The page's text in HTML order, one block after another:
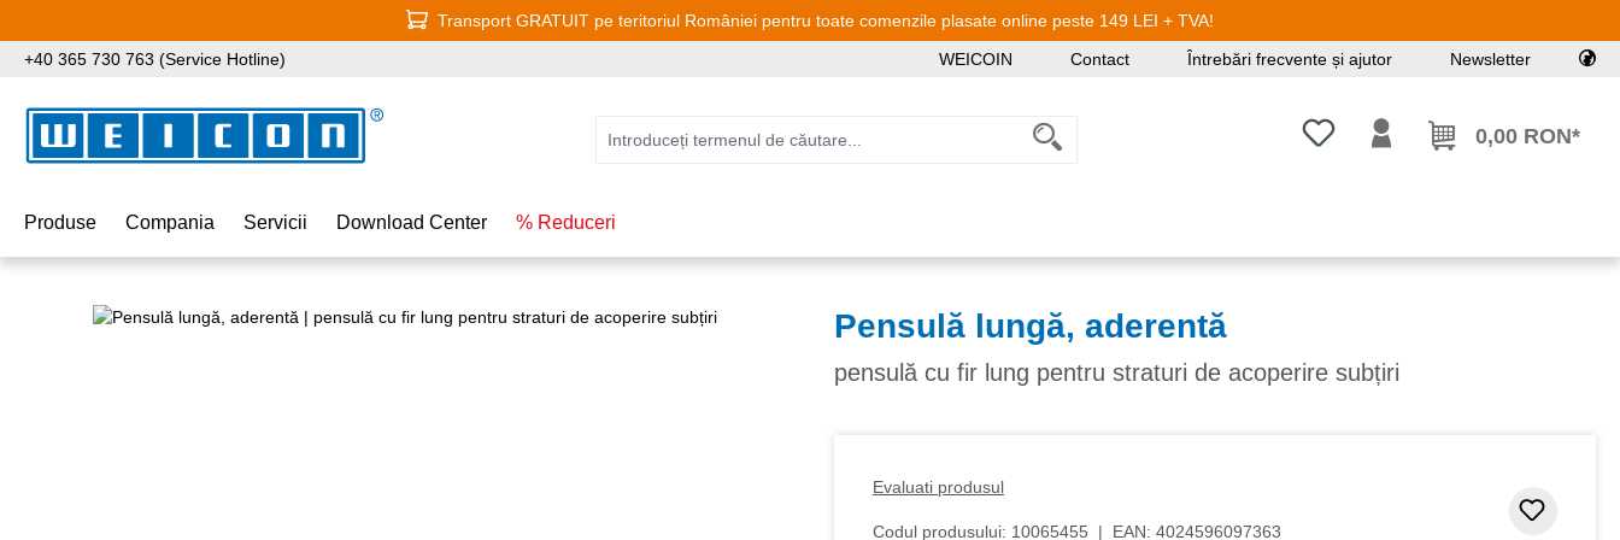
Transport GRATUIT pe teritoriul României pentru toate comenzile plasate online peste 149 LEI + TVA!
+40 365 730 763 (Service Hotline) WEICOIN Contact Întrebări frecvente și ajutor Newsletter
Aveți 0 articole din lista de dorințe
0,00 RON*
Produse Compania Servicii Download Center % Reduceri
Sari peste galeria de imagini Pensulă lungă, aderentă
pensulă cu fir lung pentru straturi de acoperire subțiri
Evaluati produsul
Codul produsului: 10065455 | EAN: 4024596097363